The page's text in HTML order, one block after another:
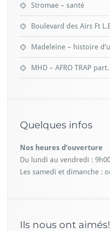
Stromae – santé
Boulevard des Airs Ft
Madeleine – histoire
MHD – AFRO TRAP
Quelques infos
Nos heures d’ouverture
Du lundi au vendredi :
Les samedi et dimanche :
Ils nous ont aimés!